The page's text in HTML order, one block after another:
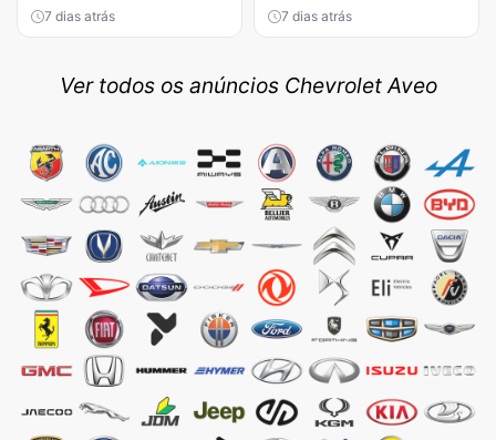
7 dias atrás 7 dias atrás
Ver todos os anúncios Chevrolet Aveo